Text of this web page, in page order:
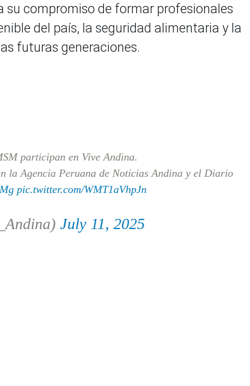
su compromiso de formar profesionales
del país, la seguridad alimentaria y la
futuras generaciones.
participan en Vive Andina.
la Agencia Peruana de Noticias Andina y el Diario
pic.twitter.com/WMT1aVhpJn
July 11, 2025